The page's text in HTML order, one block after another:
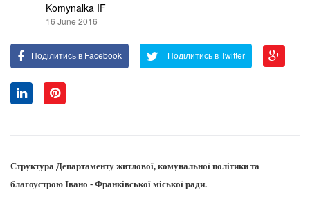
Komynalka IF
16 June 2016
Поділитись в Facebook Поділитись в Twitter
Структура Департаменту житлової, комунальної політики та
благоустрою Івано - Франківської міської ради.